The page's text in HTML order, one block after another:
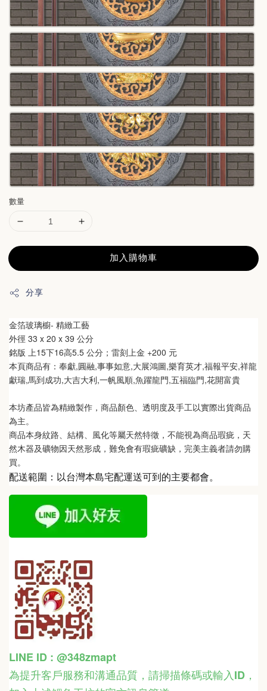
數量
加入購物車
分享
金箔玻璃櫥- 精緻工藝
外徑 33 x 20 x 39 公分
銘版 上15下16高5.5 公分 ；雷刻上金 +200 元
本頁商品有：奉獻,圓融,事事如意,大展鴻圖,樂育英才,福報平安,祥龍
獻瑞,馬到成功,大吉大利,一帆風順,魚躍龍門,五福臨門,花開富貴
本坊產品皆為精緻製作，商品顏色、透明度及手工以實際出貨商品
為主。
商品本身紋路、結構、風化等屬天然特徵，不能視為商品瑕疵，天
然木器及礦物因天然形成，難免會有瑕疵礦缺，完美主義者請勿購
買。
配送範圍：以台灣本島宅配運送可到的主要都會。
LINE ID : @348zmapt
為提升客戶服務和溝通品質，請掃描條碼或輸入ID ，